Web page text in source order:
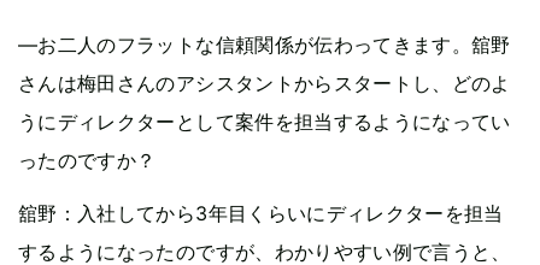
—お二人のフラットな信頼関係が伝わってきます。舘野
さんは梅田さんのアシスタントからスタートし、どのよ
うにディレクターとして案件を担当するようになってい
ったのですか？
舘野：入社してから3年目くらいにディレクターを担当
するようになったのですが、わかりやすい例で言うと、